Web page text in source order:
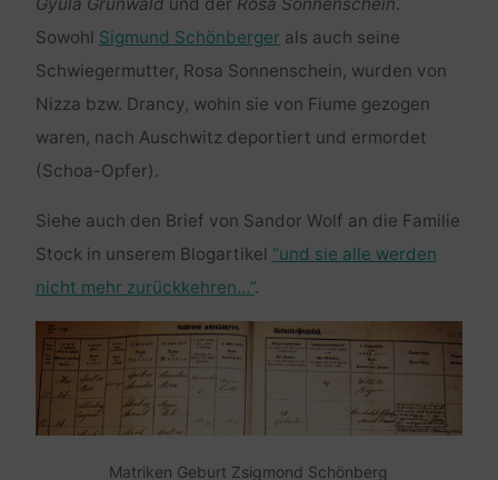
Sowohl Sigmund Schönberger als auch seine
Schwiegermutter, Rosa Sonnenschein, wurden von
Nizza bzw. Drancy, wohin sie von Fiume gezogen
waren, nach Auschwitz deportiert und ermordet
(Schoa-Opfer).
Siehe auch den Brief von Sandor Wolf an die Familie
Stock in unserem Blogartikel “und sie alle werden
nicht mehr zurückkehren…”.
Matriken Geburt Zsigmond Schönberg